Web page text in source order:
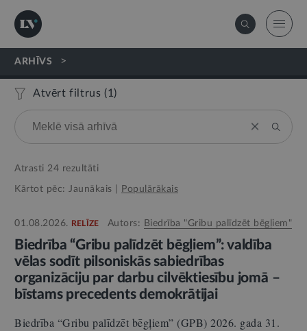
ARHĪVS >
Atvērt filtrus (1 )
Atrasti 24 rezultāti
Kārtot pēc: Jaunākais Populārākais
01.08.2026. RELĪZE Autors: Biedrība "Gribu palīdzēt bēgļiem"
Biedrība “Gribu palīdzēt bēgļiem”: valdība
vēlas sodīt pilsoniskās sabiedrības
organizāciju par darbu cilvēktiesību jomā –
bīstams precedents demokrātijai
Biedrība “Gribu palīdzēt bēgļiem” (GPB) 2026. gada 31.